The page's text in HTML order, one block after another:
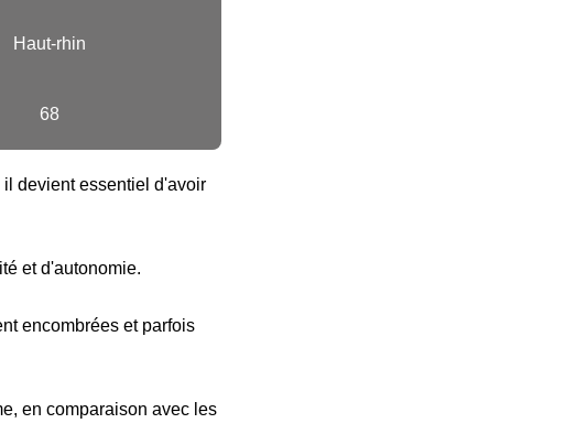
Haut-rhin
68
devient essentiel d'avoir
et d'autonomie.
encombrées et parfois
en comparaison avec les